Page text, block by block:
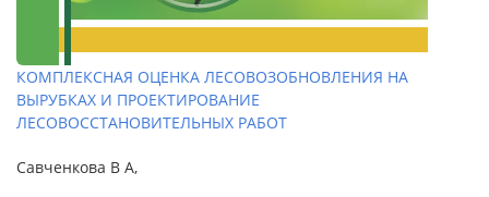
КОМПЛЕКСНАЯ ОЦЕНКА ЛЕСОВОЗОБНОВЛЕНИЯ НА
ВЫРУБКАХ И ПРОЕКТИРОВАНИЕ
ЛЕСОВОССТАНОВИТЕЛЬНЫХ РАБОТ
Савченкова В А,